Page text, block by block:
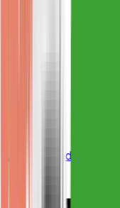
Live Bestand